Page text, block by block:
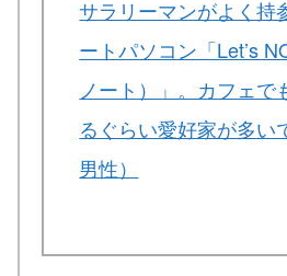
サラリーマンがよく持
ートパソコン「Let’s
ノート）」。カフェで
るぐらい愛好家が多い
男性）